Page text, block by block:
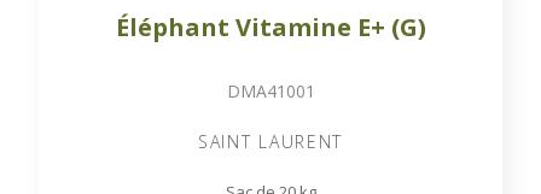
Éléphant Vitamine E+ (G)
DMA41001
SAINT LAURENT